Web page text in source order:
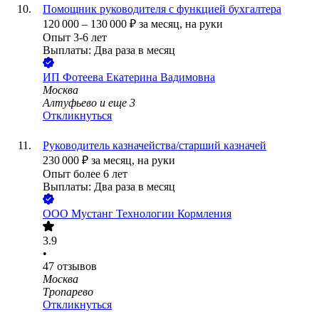
Помощник руководителя с функцией бухгалтера
120 000 – 130 000 ₽ за месяц, на руки
Опыт 3-6 лет
Выплаты: Два раза в месяц
ИП Фотеева Екатерина Вадимовна
Москва
Алтуфьево и еще 3
Откликнуться
Руководитель казначейства/старший казначей
230 000 ₽ за месяц, на руки
Опыт более 6 лет
Выплаты: Два раза в месяц
ООО Мустанг Технологии Кормления
3.9
•
47 отзывов
Москва
Тропарево
Откликнуться